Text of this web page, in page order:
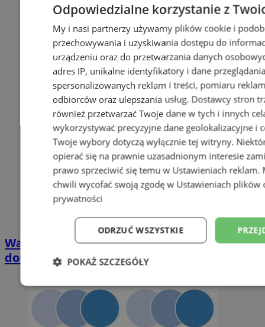
Wakacyjny wypoczynek nad Bałtykiem w
domkach Szmaragdowe Morze
Odpowiedzialne korzystanie z
My i nasi partnerzy używamy plików cookie i
przechowywania i uzyskiwania dostępu do
urządzeniu oraz do przetwarzania danych
adres IP, unikalne identyfikatory i dane
spersonalizowanych reklam i treści, pomiaru
odbiorców oraz ulepszania usług. Dostawcy stron
również przetwarzać Twoje dane w tych i innych
wykorzystywać precyzyjne dane geolokalizacyjne i
Twoje wybory dotyczą wyłącznie tej witryny.
opierać się na prawnie uzasadnionym interesie
prawo sprzeciwić się temu w Ustawieniach reklam.
chwili wycofać swoją zgodę w Ustawieniach plików
prywatności
ODRZUĆ WSZYSTKIE
POKAŻ SZCZEGÓŁY
Niezbędne Wydajność